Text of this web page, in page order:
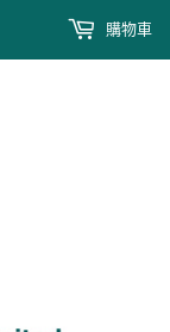
購物車